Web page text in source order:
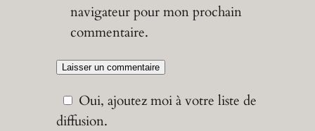
navigateur pour mon prochain
commentaire.
Oui, ajoutez moi à votre liste de
diffusion.